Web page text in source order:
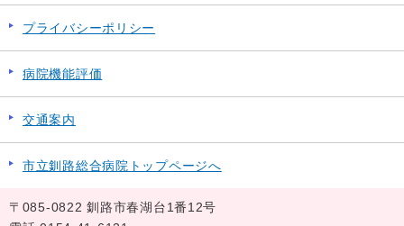
プライバシーポリシー
病院機能評価
交通案内
市立釧路総合病院トップページへ
〒085-0822 釧路市春湖台1番12号